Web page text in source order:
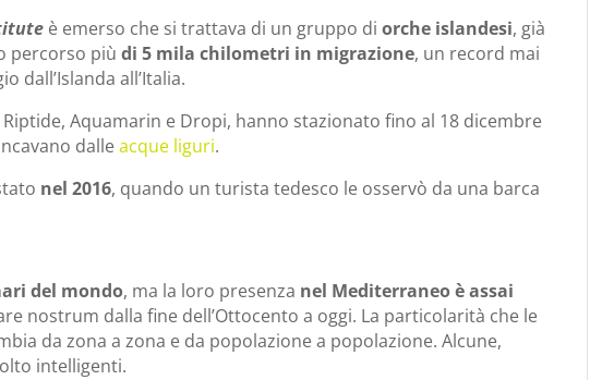
è emerso che si trattava di un gruppo di orche islandesi, già
percorso più di 5 mila chilometri in migrazione, un record mai
dall’Islanda all’Italia.
Aquamarin e Dropi, hanno stazionato fino al 18 dicembre
dalleacque liguri.
nel 2016, quando un turista tedesco le osservò da una barca
del mondo, ma la loro presenza nel Mediterraneo è assai
nostrum dalla fine dell’Ottocento a oggi. La particolarità che le
da zona a zona e da popolazione a popolazione. Alcune,
intelligenti.